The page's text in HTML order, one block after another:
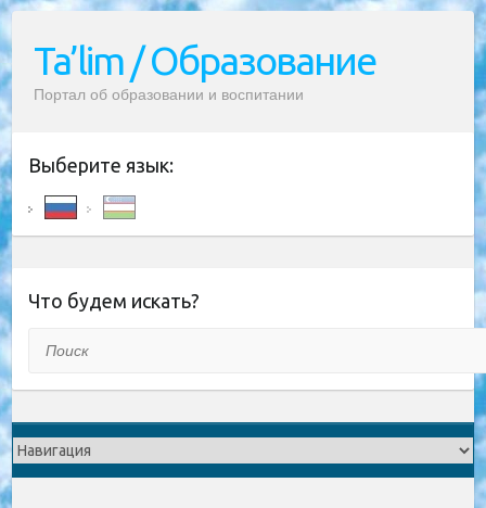
Ta’lim / Образование
Портал об образовании и воспитании
Выберите язык:
Что будем искать?